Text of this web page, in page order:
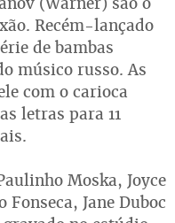
Recém-lançado
de bambas
músico russo. As
com o carioca
letras para 11
Moska, Joyce
Jane Duboc